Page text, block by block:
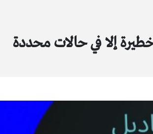
إلا في حالات محددة